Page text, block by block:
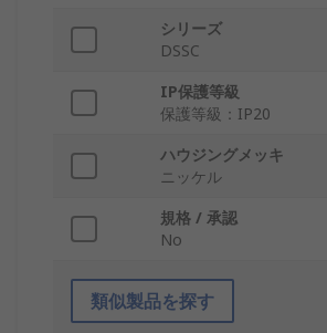
シリーズ
DSSC
IP保護等級
保護等級：IP20
ハウジングメッキ
ニッケル
規格 / 承認
No
類似製品を探す